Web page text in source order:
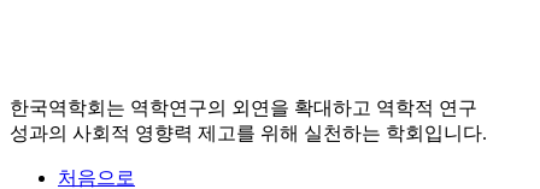
한국역학회는 역학연구의 외연을 확대하고 역학적 연구
성과의 사회적 영향력 제고를 위해 실천하는 학회입니다.
처음으로